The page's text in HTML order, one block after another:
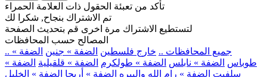
تأكد من تعبئة الحقول ذات العلامة الحمراء
تم الاشتراك بنجاح, شكرا لك
لتستطيع الاشتراك مرة اخرى قم بتحديث الصفحة
المصالح حسب المحافظات
.. جميع المحافظات .. خارج فلسطين الضفة » جنين الضفة »
طوباس الضفة » نابلس الضفة » طولكرم الضفة » قلقيلية الضفة »
سلفيت الضفة » رام الله والبيره الضفة » أريحا الضفة » الخليل